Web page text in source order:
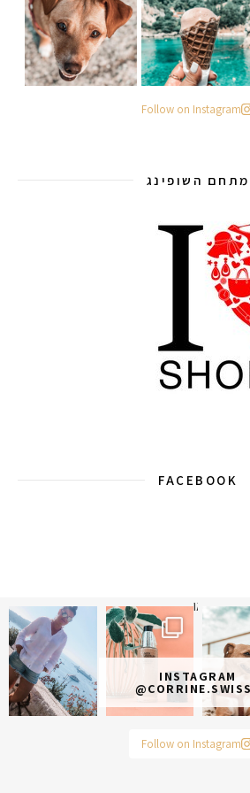
Follow on Instagram
מתחם השופינג
FACEBOOK
INSTAGRAM
או
Follow on Instagram